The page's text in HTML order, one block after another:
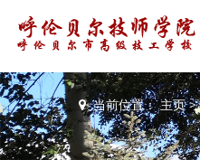
党
当前位置：主页>